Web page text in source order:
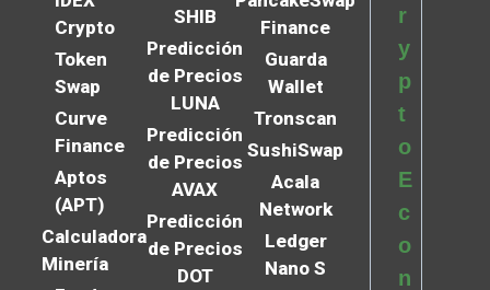
Crypto
Token
Swap
Curve
Finance
Aptos
(APT)
Calculadora
Minería
SHIB
Predicción
de Precios
LUNA
Predicción
de Precios
AVAX
Predicción
de Precios
DOT
Finance
Guarda
Wallet
Tronscan
SushiSwap
Acala
Network
Ledger
Nano S
r
y
p
t
o
E
c
o
n